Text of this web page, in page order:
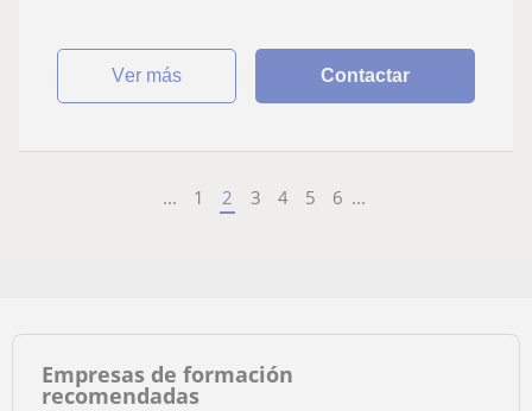
ver más Contactar
... 1 2 3 4 5 6 ...
Empresas de formación
recomendadas